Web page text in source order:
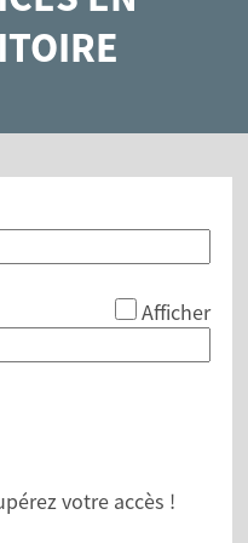
Afficher
votre accès !